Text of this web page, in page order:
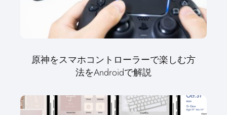
原神をスマホコントローラーで楽しむ方
法をAndroidで解説